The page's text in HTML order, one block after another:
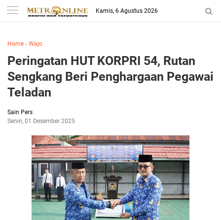
Kamis, 6 Agustus 2026
Home › Wajo
Peringatan HUT KORPRI 54, Rutan
Sengkang Beri Penghargaan Pegawai
Teladan
Sain Pers
Senin, 01 Desember 2025